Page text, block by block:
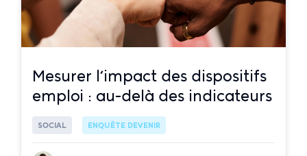
Mesurer l’impact des dispositifs
emploi : au-delà des indicateurs
SOCIAL ENQUÊTE DEVENIR